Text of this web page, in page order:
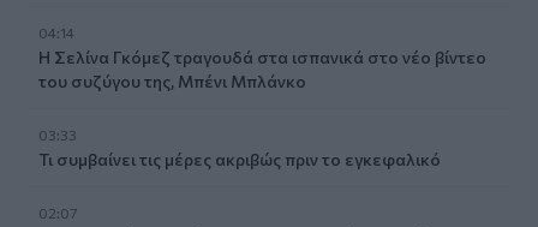
04:14
Η Σελίνα Γκόμεζ τραγουδά στα ισπανικά στο νέο βίντεο
του συζύγου της, Μπένι Μπλάνκο
03:33
Τι συμβαίνει τις μέρες ακριβώς πριν το εγκεφαλικό
02:07